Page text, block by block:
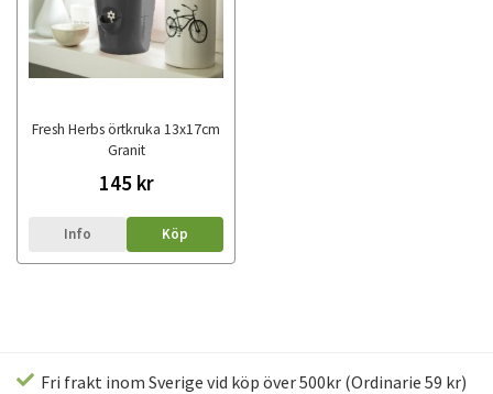
Fresh Herbs örtkruka 13x17cm
Granit
145 kr
Info Köp
Fri frakt inom Sverige vid köp över 500kr (Ordinarie 59 kr)